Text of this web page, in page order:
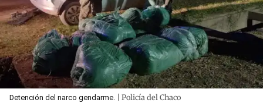
Detención del narco gendarme. | Policía del Chaco